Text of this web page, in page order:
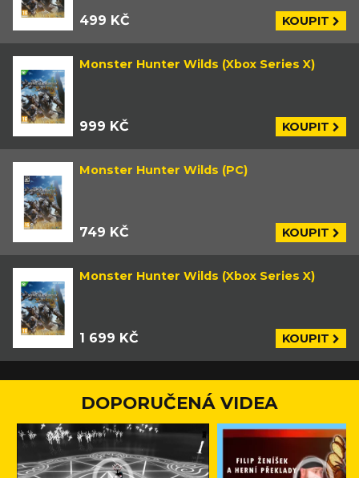
499 KČ KOUPIT
Monster Hunter Wilds (Xbox Series X)
999 KČ KOUPIT
Monster Hunter Wilds (PC)
749 KČ KOUPIT
Monster Hunter Wilds (Xbox Series X)
1 699 KČ KOUPIT
DOPORUČENÁ VIDEA